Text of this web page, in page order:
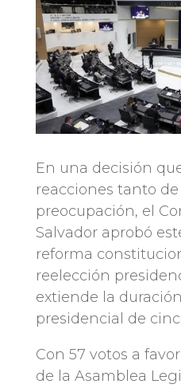
En una decisión
reacciones tanto
preocupación, el
Salvador aprobó
reforma
reelección
extiende la
presidencial de
Con 57 votos a
de la Asamblea